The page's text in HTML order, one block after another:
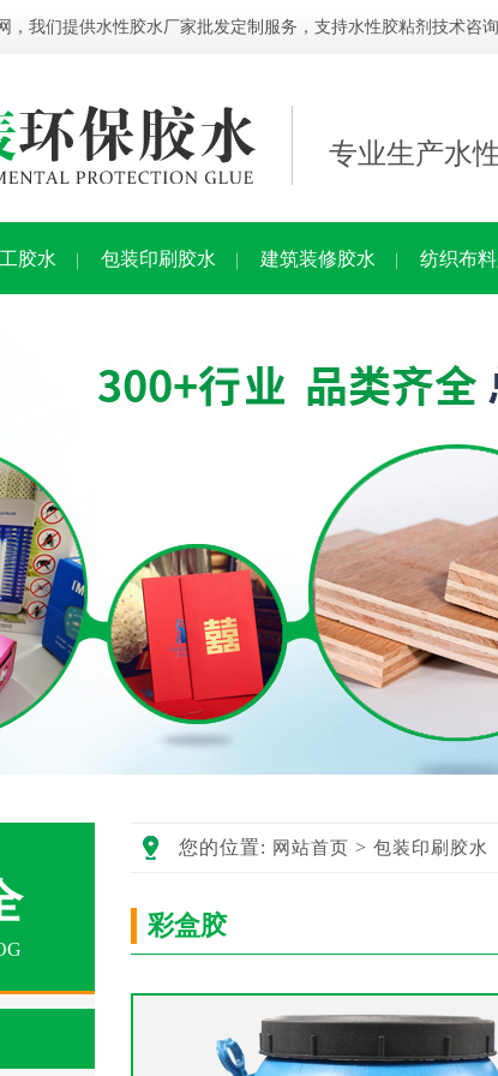
，我们提供水性胶水厂家批发定制服务，支持水性胶粘剂技术咨
专业生产水
胶水 包装印刷胶水 建筑装修胶水 纺织布
您的位置: 网站首页 > 包装印刷胶水
彩盒胶